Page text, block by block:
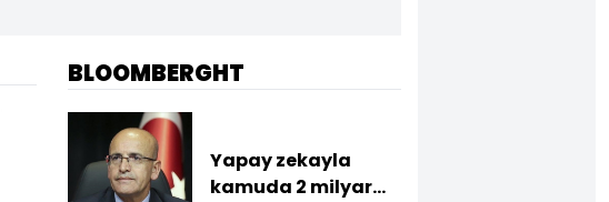
BLOOMBERGHT
Yapay zekayla
kamuda 2 milyar